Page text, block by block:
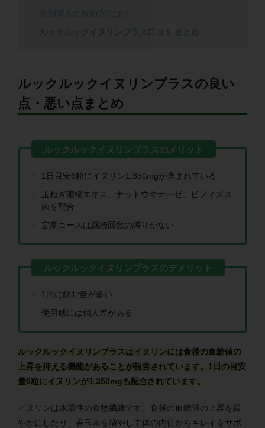
定期購入の解約方法は？
ルックルックイヌリンプラス口コミ まとめ
ルックルックイヌリンプラスの良い
点・悪い点まとめ
1日目安6粒にイヌリン1,350mgが含まれている
玉ねぎ濃縮エキス、ナットウキナーゼ、ビフィズス
菌を配合
定期コースは継続回数の縛りがない
1回に飲む量が多い
使用感には個人差がある
ルックルックイヌリンプラスはイヌリンには食後の血糖値の
上昇を抑える機能があることが報告されています。1日の目安
量6粒にイヌリンが1,350mgも配合されています。
イヌリンは水溶性の食物繊維です。食後の血糖値の上昇を緩
やかにしたり、善玉菌を増やして体の内側からキレイをサポ